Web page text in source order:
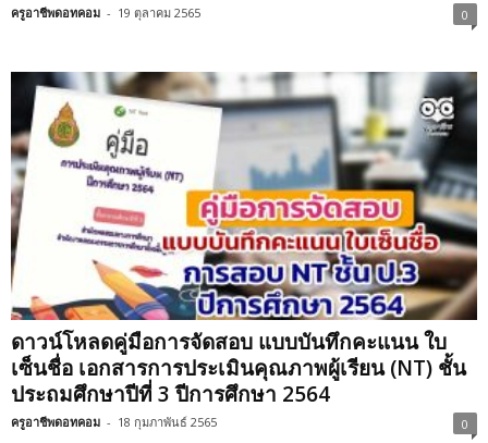
ครูอาชีพดอทคอม - 19 ตุลาคม 2565 0
ดาวน์โหลดคู่มือการจัดสอบ แบบบันทึกคะแนน ใบ
เซ็นชื่อ เอกสารการประเมินคุณภาพผู้เรียน (NT) ชั้น
ประถมศึกษาปีที่ 3 ปีการศึกษา 2564
ครูอาชีพดอทคอม - 18 กุมภาพันธ์ 2565 0